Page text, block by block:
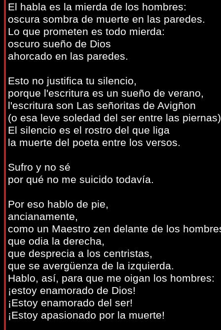
El habla es la mierda de los hombres:
oscura sombra de muerte en las paredes.
Lo que prometen es todo mierda:
oscuro sueño de Dios
ahorcado en las paredes.
Esto no justifica tu silencio,
porque l'escritura es un sueño de verano,
l'escritura son Las señoritas de Avigñon
(o esa leve soledad del ser entre las
El silencio es el rostro del que liga
la muerte del poeta entre los versos.
Sufro y no sé
por qué no me suicido todavía.
Por eso hablo de pie,
ancianamente,
como un Maestro zen delante de los
que odia la derecha,
que desprecia a los centristas,
que se avergüenza de la izquierda.
Hablo, así, para que me oigan los hombres:
¡estoy enamorado de Dios!
¡Estoy enamorado del ser!
¡Estoy apasionado por la muerte!